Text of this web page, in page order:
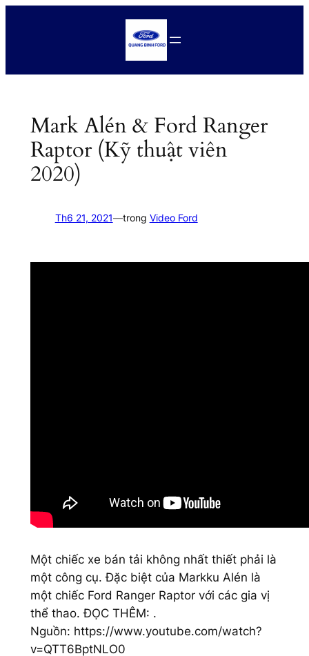
Mark Alén & Ford Ranger
Raptor (Kỹ thuật viên
2020)
Th6 21, 2021—trong Video Ford
Một chiếc xe bán tải không nhất thiết phải là
một công cụ. Đặc biệt của Markku Alén là
một chiếc Ford Ranger Raptor với các gia vị
thể thao. ĐỌC THÊM: .
Nguồn: https://www.youtube.com/watch?
v=QTT6BptNLO0